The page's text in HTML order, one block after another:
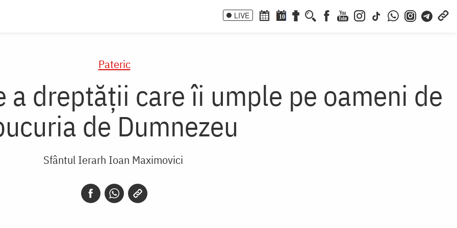
LIVE 10
Pateric
dreptății care îi umple pe oameni de
de Dumnezeu
Sfântul Ierarh Ioan Maximovici